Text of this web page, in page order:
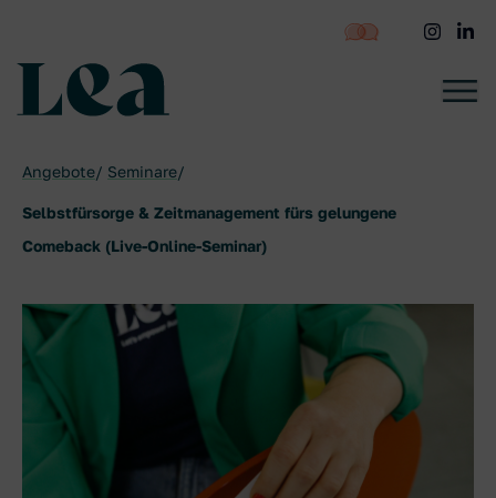
springen
LEA - Startseite
Angebote Seminare
Selbstfürsorge & Zeitmanagement fürs gelungene
Comeback (Live-Online-Seminar)